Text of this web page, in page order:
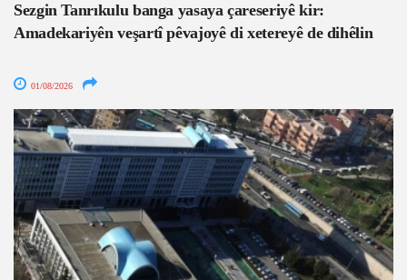
Sezgin Tanrıkulu banga yasaya çareseriyê kir:
Amadekariyên veşartî pêvajoyê di xetereyê de dihêlin
01/08/2026